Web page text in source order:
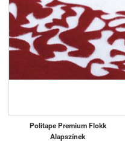
Politape Premium Flokk
Alapszínek